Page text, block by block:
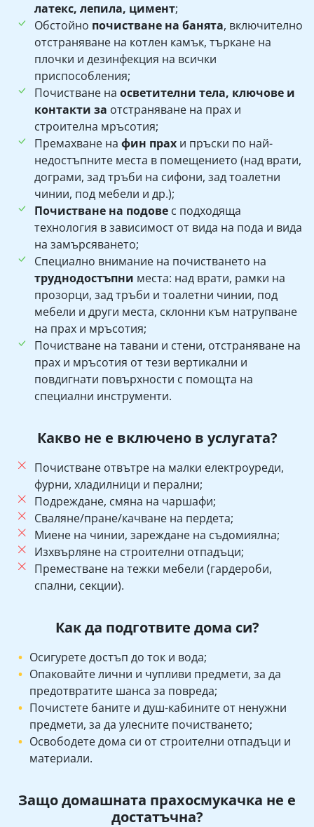
латекс, лепила, цимент;
Обстойно почистване на банята, включително
отстраняване на котлен камък, търкане на
плочки и дезинфекция на всички
приспособления;
Почистване на осветителни тела, ключове и
контакти за отстраняване на прах и
строителна мръсотия;
Премахване на фин прах и пръски по най-
недостъпните места в помещението (над врати,
дограми, зад тръби на сифони, зад тоалетни
чинии, под мебели и др.);
Почистване на подове с подходяща
технология в зависимост от вида на пода и вида
на замърсяването;
Специално внимание на почистването на
труднодостъпни места: над врати, рамки на
прозорци, зад тръби и тоалетни чинии, под
мебели и други места, склонни към натрупване
на прах и мръсотия;
Почистване на тавани и стени, отстраняване на
прах и мръсотия от тези вертикални и
повдигнати повърхности с помощта на
специални инструменти.
Какво не е включено в услугата?
Почистване отвътре на малки електроуреди,
фурни, хладилници и перални;
Подреждане, смяна на чаршафи;
Сваляне/пране/качване на пердета;
Миене на чинии, зареждане на съдомиялна;
Изхвърляне на строителни отпадъци;
Преместване на тежки мебели (гардероби,
спални, секции).
Как да подготвите дома си?
Осигурете достъп до ток и вода;
Опаковайте лични и чупливи предмети, за да
предотвратите шанса за повреда;
Почистете баните и душ-кабините от ненужни
предмети, за да улесните почистването;
Освободете дома си от строителни отпадъци и
материали.
Защо домашната прахосмукачка не е
достатъчна?